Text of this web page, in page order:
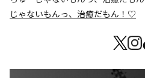
じゃないもんっ、治癒だもん！♡